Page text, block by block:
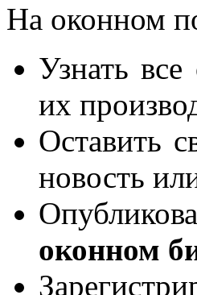
На оконном
Узнать
их
Оставить
новость
оконном